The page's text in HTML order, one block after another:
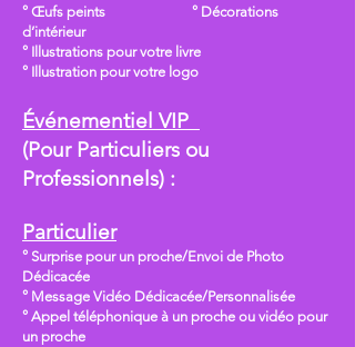
° Œufs peints ° Décorations
d’intérieur
° Illustrations pour votre livre
° Illustration pour votre logo
Événementiel VIP
(Pour Particuliers ou
Professionnels) :
Particulier
° Surprise pour un proche/Envoi de Photo
Dédicacée
° Message Vidéo Dédicacée/Personnalisée
° Appel téléphonique à un proche ou vidéo pour
un proche